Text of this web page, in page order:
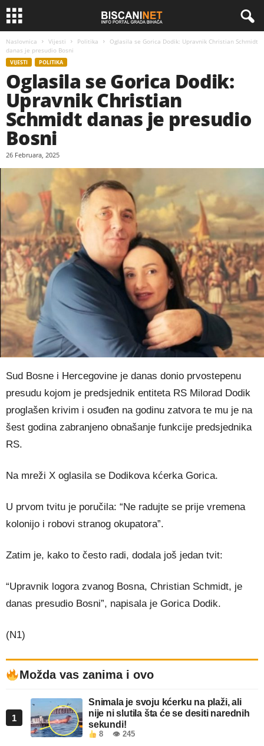
Naslovnica Vijesti Politika
Oglasila se Gorica Dodik: Upravnik Christian Schmidt
danas je presudio Bosni
VIJESTI POLITIKA
Oglasila se Gorica Dodik:
Upravnik Christian
Schmidt danas je presudio
Bosni
26 Februara, 2025
Sud Bosne i Hercegovine je danas donio prvostepenu
presudu kojom je predsjednik entiteta RS Milorad Dodik
proglašen krivim i osuđen na godinu zatvora te mu je na
šest godina zabranjeno obnašanje funkcije predsjednika
RS.
Na mreži X oglasila se Dodikova kćerka Gorica.
U prvom tvitu je poručila: “Ne radujte se prije vremena
kolonijo i robovi stranog okupatora”.
Zatim je, kako to često radi, dodala još jedan tvit:
“Upravnik logora zvanog Bosna, Christian Schmidt, je
danas presudio Bosni”, napisala je Gorica Dodik.
(N1)
Možda vas zanima i ovo
1
Snimala je svoju kćerku na plaži, ali
nije ni slutila šta će se desiti narednih
sekundi!
8 👁 245